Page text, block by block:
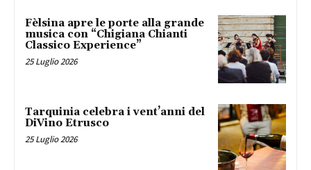
Fèlsina apre le porte alla grande
musica con “Chigiana Chianti
Classico Experience”
25 Luglio 2026
Tarquinia celebra i vent’anni del
DiVino Etrusco
25 Luglio 2026